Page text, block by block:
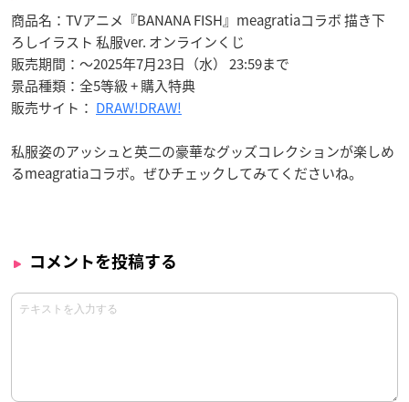
商品名：TVアニメ『BANANA FISH』meagratiaコラボ 描き下
ろしイラスト 私服ver. オンラインくじ
販売期間：〜2025年7月23日（水） 23:59まで
景品種類：全5等級 + 購入特典
販売サイト： DRAW!DRAW!
私服姿のアッシュと英二の豪華なグッズコレクションが楽しめ
るmeagratiaコラボ。ぜひチェックしてみてくださいね。
コメントを投稿する